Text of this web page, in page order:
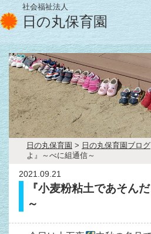
社会福祉法人
日の丸保育園
日の丸保育園 > 日の丸保育園ブログ
よ』～べに組通信～
2021.09.21
『小麦粉粘土であそん
～